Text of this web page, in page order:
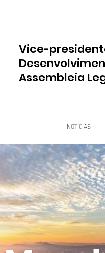
Vice-
Assembleia
NOTÍCIAS